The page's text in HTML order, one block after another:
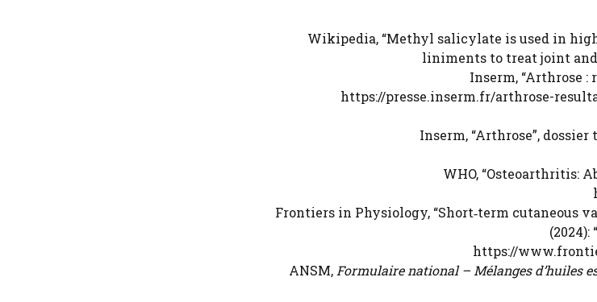
3. Wikipedia, “Methyl salicylate is used in
liniments to treat joint
4. Inserm, “Arthrose
https://presse.inserm.fr/arthrose-
5. Inserm, “Arthrose”,
6. WHO,
7. Frontiers in Physiology, “Short‑term
https://
Formulaire national – Mélanges d’huiles